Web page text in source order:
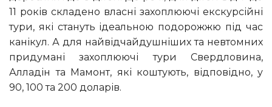
11 років складено власні захоплюючі екскурсійні
тури, які стануть ідеальною подорожжю під час
канікул. А для найвідчайдушніших та невтомних
придумані захоплюючі тури Свердловина,
Алладін та Мамонт, які коштують, відповідно, у
90, 100 та 200 доларів.